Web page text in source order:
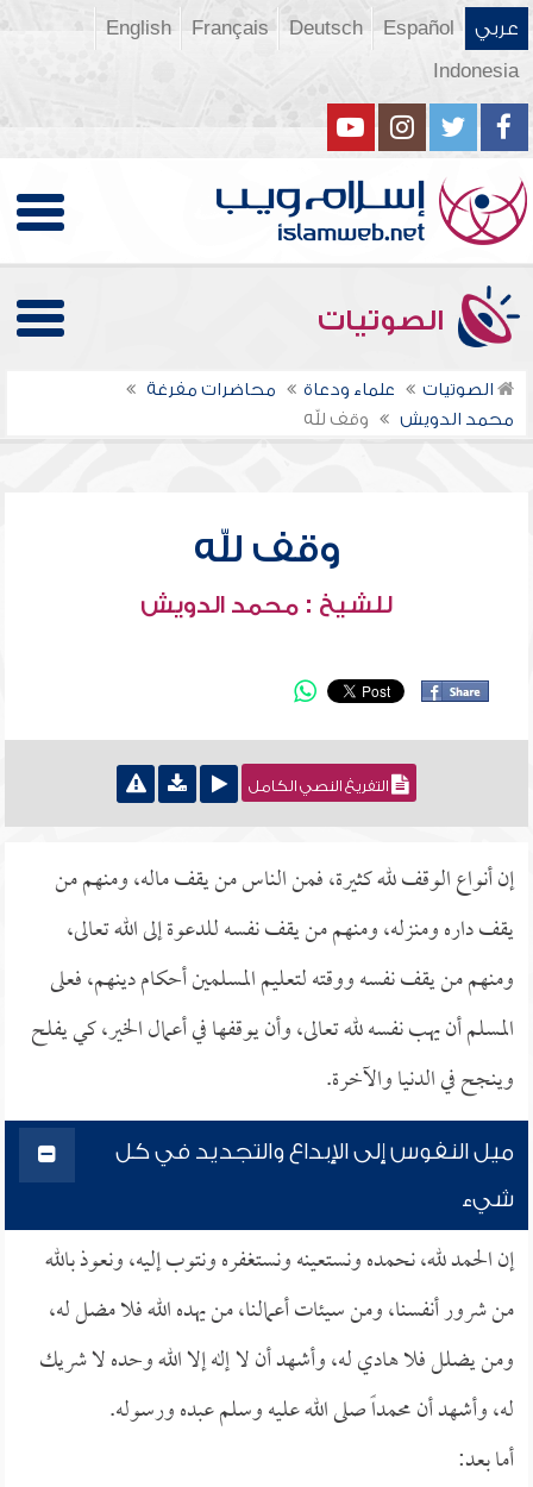
عربي Español
Deutsch
Français
English
Indonesia
الصوتيات
الصوتيات علماء ودعاة
محاضرات مفرغة
محمد الدويش
وقف لله
وقف لله
للشيخ : محمد الدويش
التفريغ النصي الكامل
إن أنواع الوقف لله كثيرة، فمن الناس من يقف ماله، ومنهم من
يقف داره ومنزله، ومنهم من يقف نفسه للدعوة إلى الله تعالى،
ومنهم من يقف نفسه ووقته لتعليم المسلمين أحكام دينهم، فعلى
المسلم أن يهب نفسه لله تعالى، وأن يوقفها في أعمال الخير، كي يفلح
وينجح في الدنيا والآخرة.
ميل النفوس إلى الإبداع والتجديد في كل
شيء
إن الحمد لله، نحمده ونستعينه ونستغفره ونتوب إليه، ونعوذ بالله
من شرور أنفسنا، ومن سيئات أعمالنا، من يهده الله فلا مضل له،
ومن يضلل فلا هادي له، وأشهد أن لا إله إلا الله وحده لا شريك
له، وأشهد أن محمداً صلى الله عليه وسلم عبده ورسوله.
أما بعد: